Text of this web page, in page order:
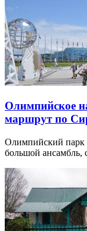
Олимпийское
маршрут по
Олимпийский парк
большой ансамбль,